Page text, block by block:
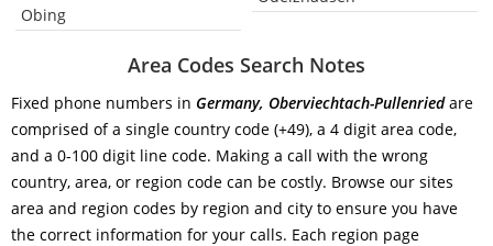
Obing
Area Codes Search Notes
Fixed phone numbers in Germany, Oberviechtach-Pullenriedare
comprised of a single country code (+49), a 4 digit area code,
and a 0-100 digit line code. Making a call with the wrong
country, area, or region code can be costly. Browse our sites
area and region codes by region and city to ensure you have
the correct information for your calls. Each region page